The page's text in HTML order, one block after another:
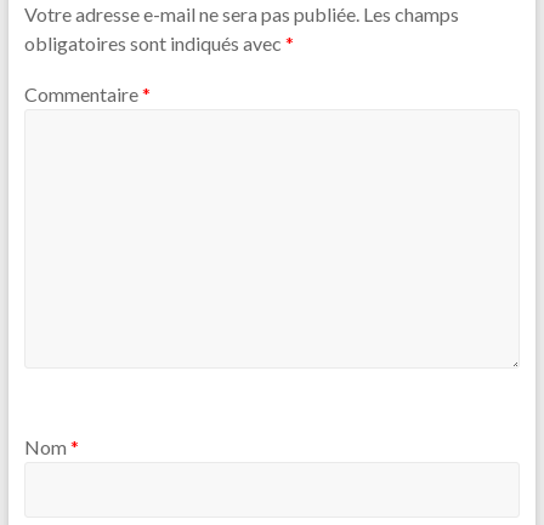
Votre adresse e-mail ne sera pas publiée. Les champs
obligatoires sont indiqués avec *
Commentaire*
Nom *